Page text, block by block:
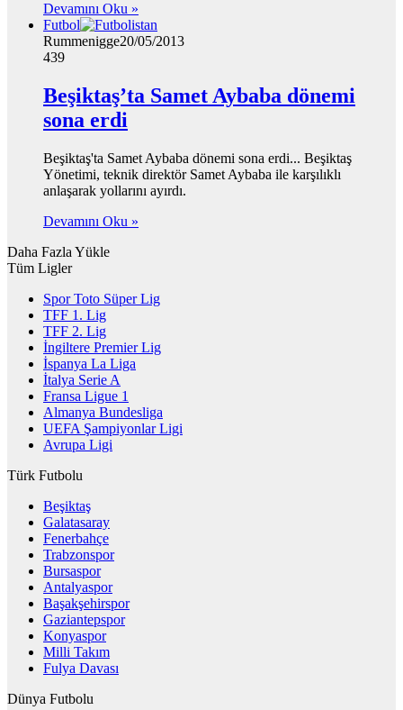
Devamını Oku »
Futbol
Rummenigge20/05/2013
439
Beşiktaş’ta Samet Aybaba dönemi
sona erdi
Beşiktaş'ta Samet Aybaba dönemi sona erdi... Beşiktaş
Yönetimi, teknik direktör Samet Aybaba ile karşılıklı
anlaşarak yollarını ayırdı.
Devamını Oku »
Daha Fazla Yükle
Tüm Ligler
Spor Toto Süper Lig
TFF 1. Lig
TFF 2. Lig
İngiltere Premier Lig
İspanya La Liga
İtalya Serie A
Fransa Ligue 1
Almanya Bundesliga
UEFA Şampiyonlar Ligi
Avrupa Ligi
Türk Futbolu
Beşiktaş
Galatasaray
Fenerbahçe
Trabzonspor
Bursaspor
Antalyaspor
Başakşehirspor
Gaziantepspor
Konyaspor
Milli Takım
Fulya Davası
Dünya Futbolu